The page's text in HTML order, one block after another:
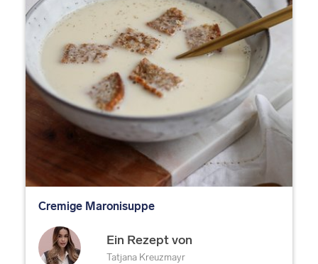
Cremige Maronisuppe
Ein Rezept von
Tatjana Kreuzmayr